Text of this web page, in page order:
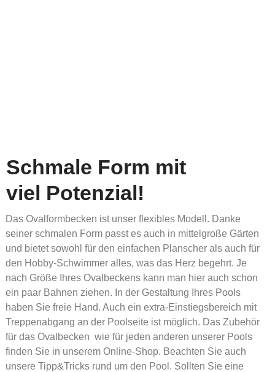
Schmale Form mit
viel Potenzial!
Das Ovalformbecken ist unser flexibles Modell. Danke
seiner schmalen Form passt es auch in mittelgroße Gärten
und bietet sowohl für den einfachen Planscher als auch für
den Hobby-Schwimmer alles, was das Herz begehrt. Je
nach Größe Ihres Ovalbeckens kann man hier auch schon
ein paar Bahnen ziehen. In der Gestaltung Ihres Pools
haben Sie freie Hand. Auch ein extra-Einstiegsbereich mit
Treppenabgang an der Poolseite ist möglich. Das Zubehör
für das Ovalbecken wie für jeden anderen unserer Pools
finden Sie in unserem Online-Shop. Beachten Sie auch
unsere Tipp&Tricks rund um den Pool. Sollten Sie eine